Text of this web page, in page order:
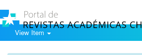
View Item